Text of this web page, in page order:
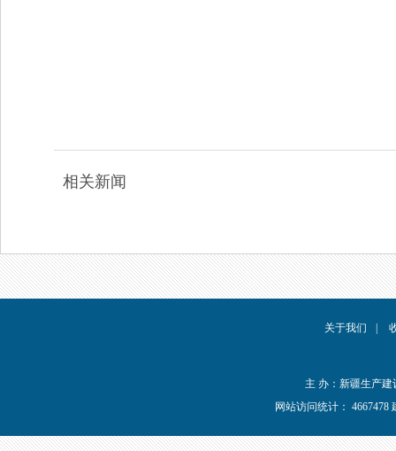
相关新闻
关于我们
主 办：新疆生产
网站访问统计： 4667478